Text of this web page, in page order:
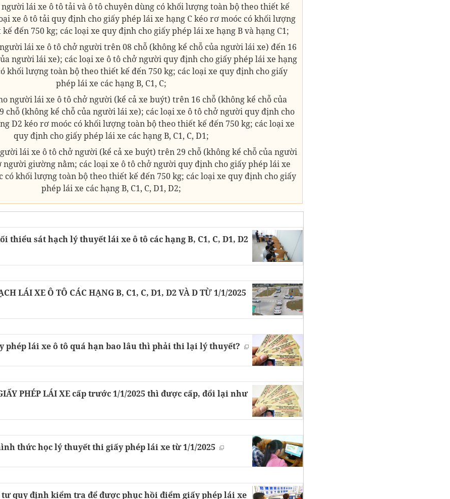
người lái xe ô tô tải và ô tô chuyên dùng có khối lượng toàn bộ theo thiết kế
xe ô tô tải quy định cho giấy phép lái xe hạng C kéo rơ moóc có khối lượng
đến 750 kg; các loại xe quy định cho giấy phép lái xe hạng B và hạng C1;
lái xe ô tô chở người trên 08 chỗ (không kể chỗ của người lái xe) đến 16
người lái xe); các loại xe ô tô chở người quy định cho giấy phép lái xe hạng
khối lượng toàn bộ theo thiết kế đến 750 kg; các loại xe quy định cho giấy
phép lái xe các hạng B, C1, C;
người lái xe ô tô chở người (kể cả xe buýt) trên 16 chỗ (không kể chỗ của
chỗ (không kể chỗ của người lái xe); các loại xe ô tô chở người quy định cho
D2 kéo rơ moóc có khối lượng toàn bộ theo thiết kế đến 750 kg; các loại xe
quy định cho giấy phép lái xe các hạng B, C1, C, D1;
lái xe ô tô chở người (kể cả xe buýt) trên 29 chỗ (không kể chỗ của người
người giường nằm; các loại xe ô tô chở người quy định cho giấy phép lái xe
có khối lượng toàn bộ theo thiết kế đến 750 kg; các loại xe quy định cho giấy
phép lái xe các hạng B, C1, C, D1, D2;
thiểu sát hạch lý thuyết lái xe ô tô các hạng B, C1, C, D1, D2
LÁI XE Ô TÔ CÁC HẠNG B, C1, C, D1, D2 VÀ D TỪ 1/1/2025
phép lái xe ô tô quá hạn bao lâu thì phải thi lại lý thuyết?
PHÉP LÁI XE cấp trước 1/1/2025 thì được cấp, đổi lại như
thức học lý thuyết thi giấy phép lái xe từ 1/1/2025
tư quy định kiểm tra để được phục hồi điểm giấy phép lái xe